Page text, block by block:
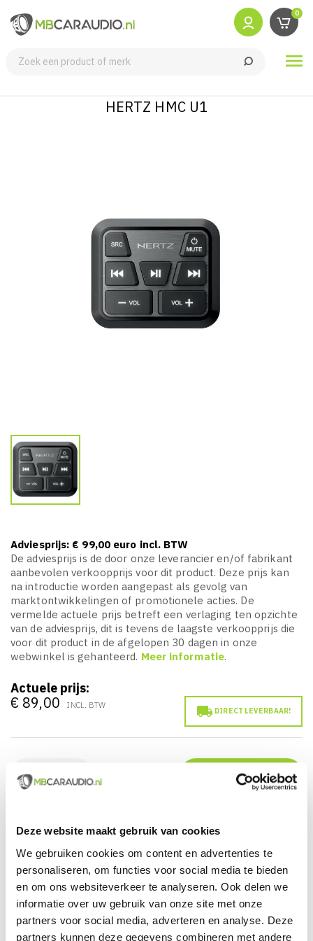
Deze website maakt gebruik van cookies
We gebruiken cookies om content en advertenties te
personaliseren, om functies voor social media te bieden
en om ons websiteverkeer te analyseren. Ook delen we
informatie over uw gebruik van onze site met onze
partners voor social media, adverteren en analyse. Deze
partners kunnen deze gegevens combineren met andere
0

HERTZ HMC U1
Adviesprijs: € 99,00 euro incl. BTW
De adviesprijs is de door onze leverancier en/of fabrikant
aanbevolen verkoopprijs voor dit product. Deze prijs kan
na introductie worden aangepast als gevolg van
marktontwikkelingen of promotionele acties. De
vermelde actuele prijs betreft een verlaging ten opzichte
van de adviesprijs, dit is tevens de laagste verkoopprijs die
voor dit product in de afgelopen 30 dagen in onze
webwinkel is gehanteerd. Meer informatie.
Actuele prijs:
€ 89,00 INCL. BTW  DIRECT LEVERBAAR!
IN WINKELWAGEN
Groot assortiment uit voorraad leverbaar
Actueel en veelzijdig aanbod van producten
Officieel en erkende merkdealer
Gratis verzending vanaf € 99,00 euro (NL)